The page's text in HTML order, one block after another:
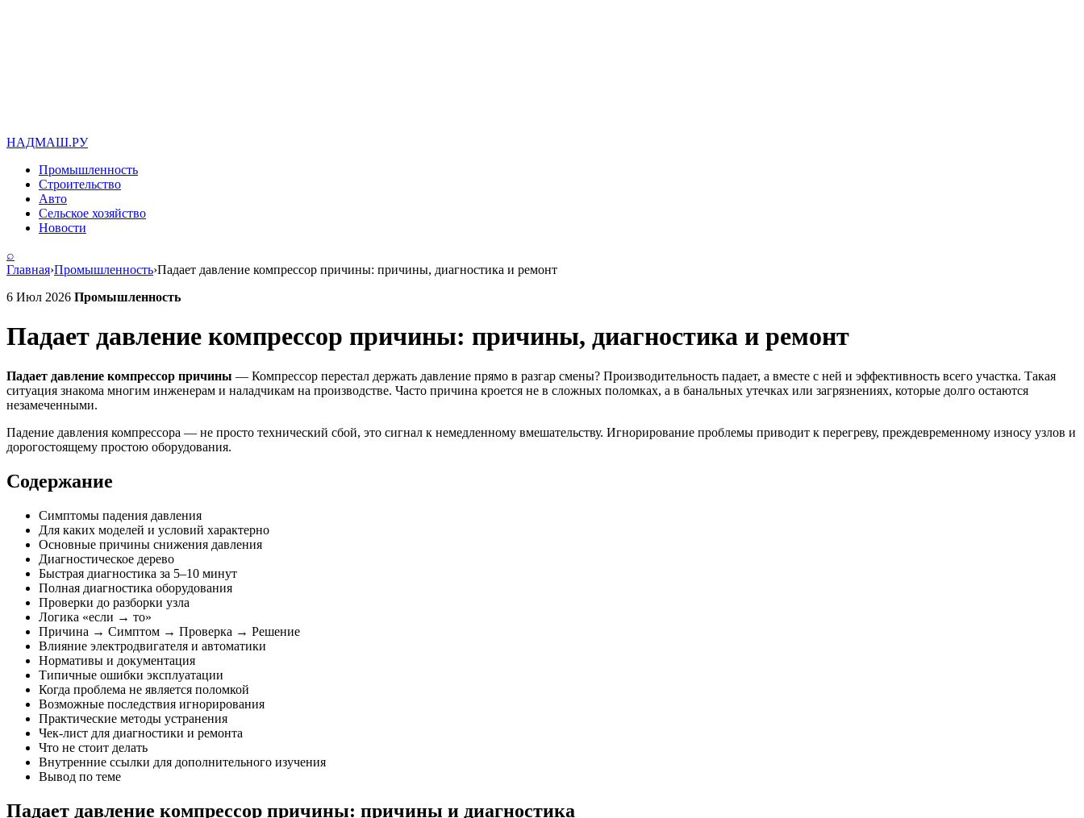
НАДМАШ.РУ
Промышленность
Строительство
Авто
Сельское хозяйство
Новости
⌕
Главная›Промышленность›Падает давление компрессор причины: причины, диагностика и ремонт
6 Июл 2026 Промышленность
Падает давление компрессор причины: причины, диагностика и ремонт
Падает давление компрессор причины — Компрессор перестал держать давление прямо в разгар смены? Производительность падает, а вместе с ней и эффективность всего участка. Такая
ситуация знакома многим инженерам и наладчикам на производстве. Часто причина кроется не в сложных поломках, а в банальных утечках или загрязнениях, которые долго остаются
незамеченными.
Падение давления компрессора — не просто технический сбой, это сигнал к немедленному вмешательству. Игнорирование проблемы приводит к перегреву, преждевременному износу узлов и
дорогостоящему простою оборудования.
Содержание
Симптомы падения давления
Для каких моделей и условий характерно
Основные причины снижения давления
Диагностическое дерево
Быстрая диагностика за 5–10 минут
Полная диагностика оборудования
Проверки до разборки узла
Логика «если → то»
Причина → Симптом → Проверка → Решение
Влияние электродвигателя и автоматики
Нормативы и документация
Типичные ошибки эксплуатации
Когда проблема не является поломкой
Возможные последствия игнорирования
Практические методы устранения
Чек-лист для диагностики и ремонта
Что не стоит делать
Внутренние ссылки для дополнительного изучения
Вывод по теме
Падает давление компрессор причины: причины и диагностика